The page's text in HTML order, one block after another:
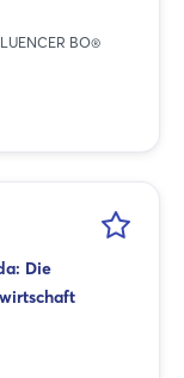
BO®
Die